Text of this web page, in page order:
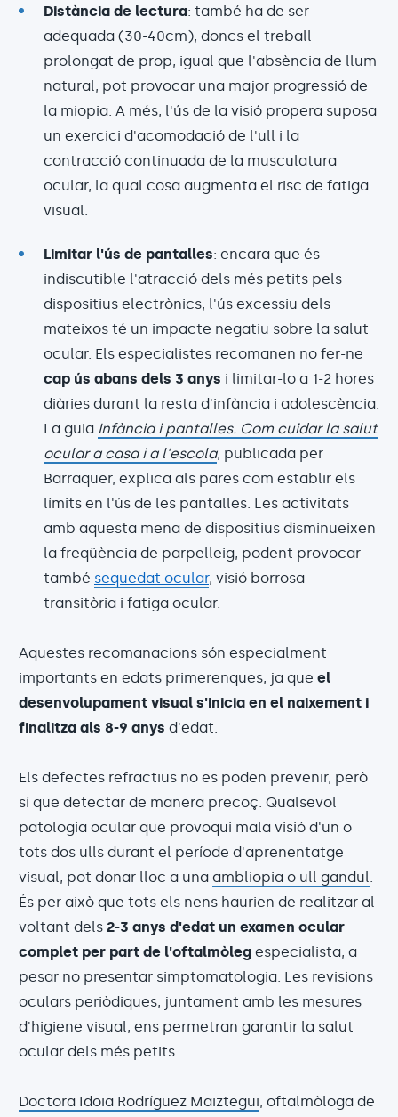
Distància de lectura: també ha de ser
adequada (30-40cm), doncs el treball
prolongat de prop, igual que l'absència de llum
natural, pot provocar una major progressió de
la miopia. A més, l'ús de la visió propera suposa
un exercici d'acomodació de l'ull i la
contracció continuada de la musculatura
ocular, la qual cosa augmenta el risc de fatiga
visual.
Limitar l'ús de pantalles: encara que és
indiscutible l'atracció dels més petits pels
dispositius electrònics, l'ús excessiu dels
mateixos té un impacte negatiu sobre la salut
ocular. Els especialistes recomanen no fer-ne
cap ús abans dels 3 anys i limitar-lo a 1-2 hores
diàries durant la resta d'infància i adolescència.
La guia Infància i pantalles. Com cuidar la salut
ocular a casa i a l'escola, publicada per
Barraquer, explica als pares com establir els
límits en l'ús de les pantalles. Les activitats
amb aquesta mena de dispositius disminueixen
la freqüència de parpelleig, podent provocar
també sequedat ocular, visió borrosa
transitòria i fatiga ocular.
Aquestes recomanacions són especialment
importants en edats primerenques, ja que el
desenvolupament visual s'inicia en el naixement i
finalitza als 8-9 anys d'edat.
Els defectes refractius no es poden prevenir, però
sí que detectar de manera precoç. Qualsevol
patologia ocular que provoqui mala visió d'un o
tots dos ulls durant el període d'aprenentatge
visual, pot donar lloc a una ambliopia o ull gandul.
És per això que tots els nens haurien de realitzar al
voltant dels 2-3 anys d'edat un examen ocular
complet per part de l'oftalmòleg especialista, a
pesar no presentar simptomatologia. Les revisions
oculars periòdiques, juntament amb les mesures
d'higiene visual, ens permetran garantir la salut
ocular dels més petits.
Doctora Idoia Rodríguez Maiztegui, oftalmòloga de